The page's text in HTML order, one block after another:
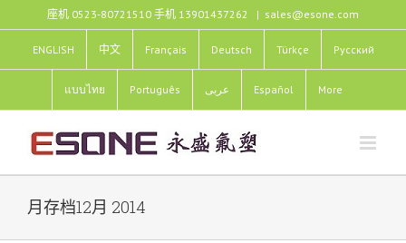
过
容
座机 0523-80721510 手机 13901437262 | sales@esone.com
ENGLISH 中文 Français Deutsch Türkçe Pусский
แบบไทย Português عربى Español More
月存档12月 2014